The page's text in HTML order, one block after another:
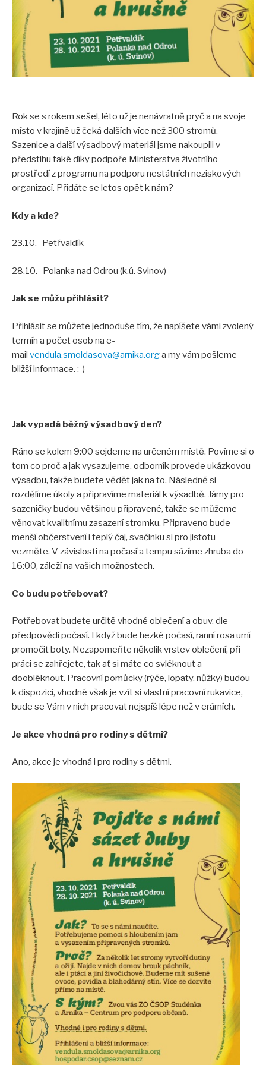
Akce pro veřejnost
Fotogalerie
Video
Ke stažení
Informační materiály
Publikace
Pro školy
Tour de aleje 2023
Rok se s rokem sešel, léto už je nenávratně pryč a na svoje
místo v krajině už čeká dalších více než 300 stromů.
Sazenice a další výsadbový materiál jsme nakoupili v
předstihu také díky podpoře Ministerstva životního
prostředí z programu na podporu nestátních neziskových
organizací. Přidáte se letos opět k nám?
Kdy a kde?
23.10. Petřvaldík
28.10. Polanka nad Odrou (k.ú. Svinov)
Jak se můžu přihlásit?
Přihlásit se můžete jednoduše tím, že napíšete vámi zvolený
termín a počet osob na e-
mail vendula.smoldasova@arnika.orga my vám pošleme
bližší informace. :-)
Jak vypadá běžný výsadbový den?
Ráno se kolem 9:00 sejdeme na určeném místě. Povíme si o
tom co proč a jak vysazujeme, odborník provede ukázkovou
výsadbu, takže budete vědět jak na to. Následně si
rozdělíme úkoly a připravíme materiál k výsadbě. Jámy pro
sazeničky budou většinou připravené, takže se můžeme
věnovat kvalitnímu zasazení stromku. Připraveno bude
menší občerstvení i teplý čaj, svačinku si pro jistotu
vezměte. V závislosti na počasí a tempu sázíme zhruba do
16:00, záleží na vašich možnostech.
Co budu potřebovat?
Potřebovat budete určitě vhodné oblečení a obuv, dle
předpovědi počasí. I když bude hezké počasí, ranní rosa umí
promočit boty. Nezapomeňte několik vrstev oblečení, při
práci se zahřejete, tak ať si máte co svléknout a
doobléknout. Pracovní pomůcky (rýče, lopaty, nůžky) budou
k dispozici, vhodné však je vzít si vlastní pracovní rukavice,
bude se Vám v nich pracovat nejspíš lépe než v erárních.
Je akce vhodná pro rodiny s dětmi?
Ano, akce je vhodná i pro rodiny s dětmi.